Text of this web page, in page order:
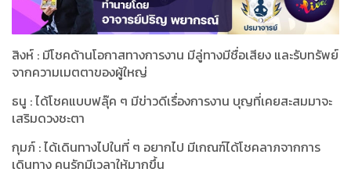
สิงห์ : มีโชคด้านโอกาสทางการงาน มีลู่ทางมีชื่อเสียง และรับทรัพย์
จากความเมตตาของผู้ใหญ่
ธนู : ได้โชคแบบฟลุ๊ค ๆ มีข่าวดีเรื่องการงาน บุญที่เคยสะสมมาจะ
เสริมดวงชะตา
กุมภ์ : ได้เดินทางไปในที่ ๆ อยากไป มีเกณฑ์ได้โชคลาภจากการ
เดินทาง คนรักมีเวลาให้มากขึ้น